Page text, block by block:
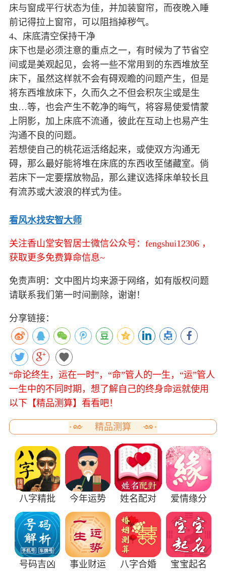
床与窗成平行状态为佳，并加装窗帘，而夜晚入睡
前记得拉上窗帘，可以阻挡掉秽气。
4、床底清空保持干净
床下也是必须注意的重点之一，有时候为了节省空
间或是美观起见，会将一些不常用到的东西堆放至
床下，虽然这样就不会有碍观瞻的问题产生，但是
将东西堆放床下，久而久之不但会积灰尘或是生
虫…等，也会产生不乾净的晦气，将容易使爱情蒙
上阴影，加上床底不流通，彼此在互动上也易产生
沟通不良的问题。
若想使自己的桃花运活络起来，或使双方沟通无
碍，那么最好能将堆在床底的东西收至储藏室。倘
若床下一定要摆放物品，那么建议选择床单较长且
有流苏或大波浪的样式为佳。
看风水找安智大师
关注香山堂安智居士微信公众号：fengshui12306 ，
获取更多免费算命信息~
免责声明：文中图片均来源于网络，如有版权问题
请联系我们第一时间删除，谢谢！
分享链接：
“命论终生，运在一时”，“命”管人的一生，“运”管人
一生中的不同时期，想了解自己的终身命运就使用
以下【精品测算】看看吧！
精品测算
八字精批 今年运势 姓名配对 爱情缘分
号码吉凶 事业财运 八字合婚 宝宝起名